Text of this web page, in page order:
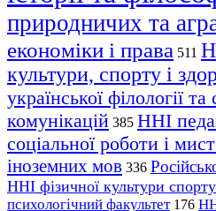
природничих та
економіки і права 511
культури, спорту і
української філології
комунікацій 385 ННІ
соціальної роботи і
іноземних мов 336
ННІ фізичної культури
психологічний факультет 176